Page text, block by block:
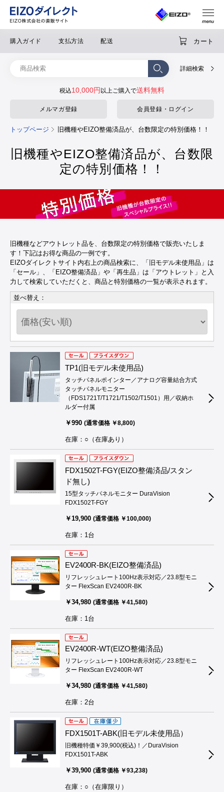
購入ガイド 支払方法 配送 カート
詳細検索
税込10,000円 以上ご購入で送料無料
メルマガ登録 会員登録・ログイン
トップページ 旧機種やEIZO整備済品が、台数限定の特別価格！！
旧機種やEIZO整備済品が、台数限
定の特別価格！！
旧機種などアウトレット品を、台数限定の特別価格で販売いたしま
す！下記はお得な商品の一例です。
EIZOダイレクトサイト内右上の商品検索に、「旧モデル未使用品」は
「セール」、「EIZO整備済品」や「再生品」は「アウトレット」と入
力して検索していただくと、商品と特別価格の一覧が表示されます。
並べ替え：
TP1(旧モデル未使用品)
タッチパネルポインター／アナログ容量結合方式
タッチパネルモニター
（FDS1721T/T1721/T1502/T1501）用／収納ホ
ルダー付属
￥990 (通常価格 ￥8,800)
在庫：○（在庫あり）
FDX1502T-FGY(EIZO整備済品/スタン
ド無し)
15型タッチパネルモニター DuraVision
FDX1502T-FGY
￥19,900 (通常価格 ￥100,000)
在庫：1台
EV2400R-BK(EIZO整備済品)
リフレッシュレート100Hz表示対応／23.8型モニ
ター FlexScan EV2400R-BK
￥34,980 (通常価格 ￥41,580)
在庫：1台
EV2400R-WT(EIZO整備済品)
リフレッシュレート100Hz表示対応／23.8型モニ
ター FlexScan EV2400R-WT
￥34,980 (通常価格 ￥41,580)
在庫：2台
FDX1501T-ABK(旧モデル未使用品）
旧機種特価￥39,900(税込)！／DuraVision
FDX1501T-ABK
￥39,900 (通常価格 ￥93,238)
在庫：○（在庫限り）